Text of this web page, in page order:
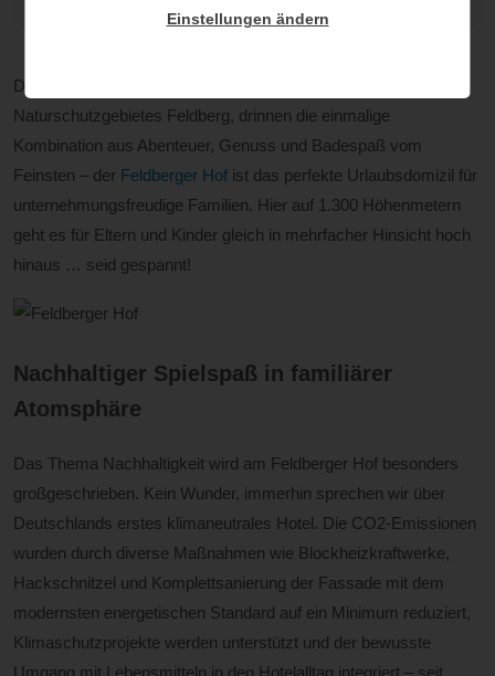
Draußen die grenzenlosen Sport- und Bergerlebnisse des
Naturschutzgebietes Feldberg, drinnen die einmalige
Kombination aus Abenteuer, Genuss und Badespaß vom
Feinsten – der Feldberger Hof ist das perfekte Urlaubsdomizil für
unternehmungsfreudige Familien. Hier auf 1.300 Höhenmetern
geht es für Eltern und Kinder gleich in mehrfacher Hinsicht hoch
hinaus … seid gespannt!
Nachhaltiger Spielspaß in familiärer
Atomsphäre
Das Thema Nachhaltigkeit wird am Feldberger Hof besonders
großgeschrieben. Kein Wunder, immerhin sprechen wir über
Deutschlands erstes klimaneutrales Hotel. Die CO2-Emissionen
wurden durch diverse Maßnahmen wie Blockheizkraftwerke,
Hackschnitzel und Komplettsanierung der Fassade mit dem
modernsten energetischen Standard auf ein Minimum reduziert,
Klimaschutzprojekte werden unterstützt und der bewusste
Umgang mit Lebensmitteln in den Hotelalltag integriert – seit
Einstellungen ändern